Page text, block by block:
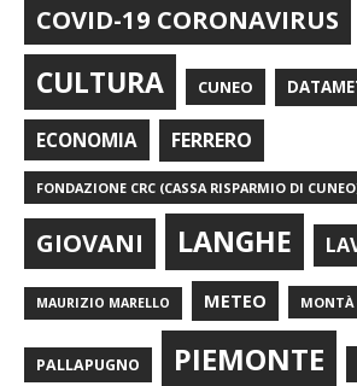
COVID-19 CORONAVIRUS
CULTURA CUNEO
ECONOMIA FERRERO
FONDAZIONE CRC (CASSA RISPARMIO DI
GIOVANI LANGHE
MAURIZIO MARELLO METEO MONTÀ
PALLAPUGNO PIEMONTE